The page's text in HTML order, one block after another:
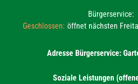
Bürgerservice:
Klicken, um weitere Öffnungs-
Geschlossen: öffnet nächsten
Adresse Bürgerservice:
Soziale Leistungen